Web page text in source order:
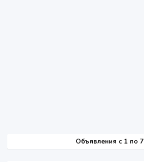
Объявления c 1 по 7